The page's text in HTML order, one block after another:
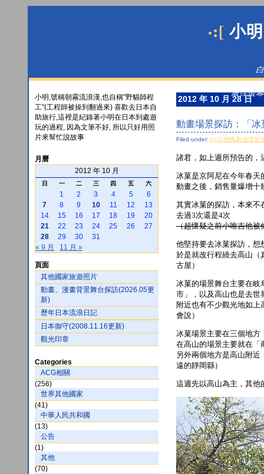
·:[ 小
最佳螢
小明,號稱朝霧流浪漢,也自稱"野貓師程
工"(工程師被操到翻過來) 喜歡去日本自
助旅行,這裡是紀錄著小明在日本到處遊
玩的過程, 因為文筆不好, 所以只好用照
片來幫忙說故事
月曆
2012 年 10 月
日 一 二 三 四 五 六
1 2 3 4 5
6
7
8 9 10 11 12
13
14
15 16 17 18 19
20
21
22 23 24 25 26
27
28
29 30
31
« 9 月
11 月 »
頁面
其他國家旅遊照片
動畫、漫畫背景舞台探訪(2026.05更
新)
歷年日本流浪日記
日本御守(2008.11.16更新)
觀光印章
Categories
ACG相關
(256)
世界其他國家
(41)
中華人民共和國
(13)
公告
(1)
其他
(70)
2012 年 10 月 28 日
動畫場景探訪：「
Filed under: ACG相關 動漫場景
諸君，如上週所預告的，
冰菓是京阿尼在今年春天
動畫之後，銷售量爆增十
其實冰菓的探訪，本來不
去過3次還是4次
（超懷疑之前小唯吉他被
他堅持要去冰菓探訪，想
於是就改行程繞去高山（
古屋）
冰菓的場景舞台主要在岐
市」，以及高山也是去世
附近也有不少觀光地如
會說）
冰菓場景主要在三個地方
在高山的場景主要就在「
另外兩個地方是高山附
遠的靜岡縣）
這週先以高山為主，其他